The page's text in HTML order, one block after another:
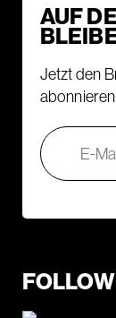
AUF
Jetzt den